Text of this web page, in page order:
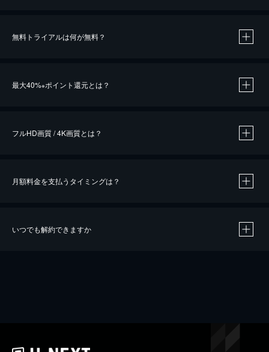
無料トライアルは何が無料？
最大40%※ポイント還元とは？
※40％ポイント還元の対象は、クレジットカード決済による作品の購入 / レンタルです。
iOSアプリのUコイン決済による作品の購入 / レンタルは、20％のポイント還元です。
フルHD画質 / 4K画質とは？
月額料金を支払うタイミングは？
いつでも解約できますか